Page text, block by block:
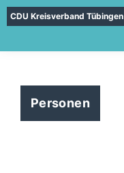
CDU Kreisverband Tübingen
Personen